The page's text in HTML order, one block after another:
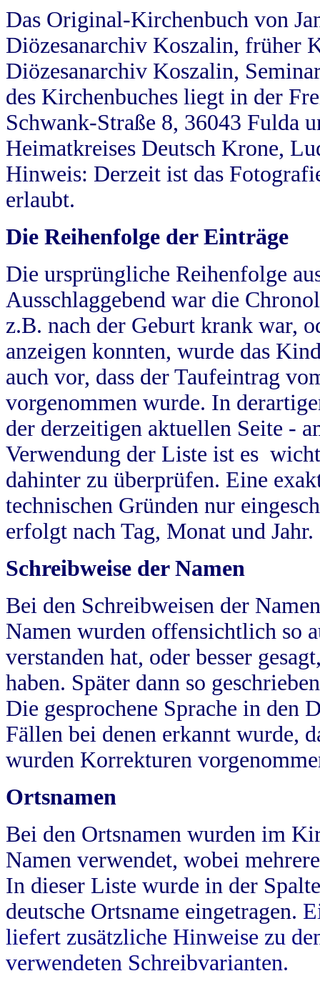
Das Original-Kirchenbuch von
Diözesanarchiv Koszalin, früher
Diözesanarchiv Koszalin,
des Kirchenbuches liegt in der
Schwank-Straße 8, 36043 Fulda
Heimatkreises Deutsch Krone,
Hinweis: Derzeit ist das
erlaubt.
Die Reihenfolge der Einträge
Die ursprüngliche Reihenfolge
Ausschlaggebend war die
z.B. nach der Geburt krank war,
anzeigen konnten, wurde das
auch vor, dass der Taufeintrag
vorgenommen wurde. In
der derzeitigen aktuellen Seite -
Verwendung der Liste ist es
dahinter zu überprüfen. Eine
technischen Gründen nur
erfolgt nach Tag, Monat und Jahr.
Schreibweise der Namen
Bei den Schreibweisen der
Namen wurden offensichtlich so
verstanden hat, oder besser
haben. Später dann so
Die gesprochene Sprache in
Fällen bei denen erkannt wurde,
wurden Korrekturen
Ortsnamen
Bei den Ortsnamen wurden im
Namen verwendet, wobei
In dieser Liste wurde in der
deutsche Ortsname eingetragen.
liefert zusätzliche Hinweise zu
verwendeten Schreibvarianten.